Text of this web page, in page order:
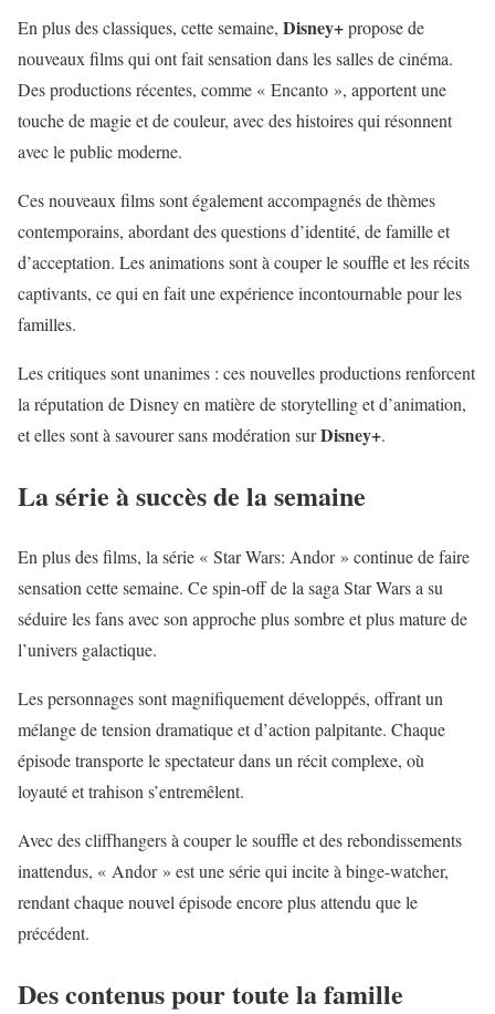
En plus des classiques, cette semaine, Disney+propose de
nouveaux films qui ont fait sensation dans les salles de cinéma.
Des productions récentes, comme « Encanto », apportent une
touche de magie et de couleur, avec des histoires qui résonnent
avec le public moderne.
Ces nouveaux films sont également accompagnés de thèmes
contemporains, abordant des questions d’identité, de famille et
d’acceptation. Les animations sont à couper le souffle et les récits
captivants, ce qui en fait une expérience incontournable pour les
familles.
Les critiques sont unanimes : ces nouvelles productions renforcent
la réputation de Disney en matière de storytelling et d’animation,
et elles sont à savourer sans modération surDisney+.
La série à succès de la semaine
En plus des films, la série « Star Wars: Andor » continue de faire
sensation cette semaine. Ce spin-off de la saga Star Wars a su
séduire les fans avec son approche plus sombre et plus mature de
l’univers galactique.
Les personnages sont magnifiquement développés, offrant un
mélange de tension dramatique et d’action palpitante. Chaque
épisode transporte le spectateur dans un récit complexe, où
loyauté et trahison s’entremêlent.
Avec des cliffhangers à couper le souffle et des rebondissements
inattendus, « Andor » est une série qui incite à binge-watcher,
rendant chaque nouvel épisode encore plus attendu que le
précédent.
Des contenus pour toute la famille